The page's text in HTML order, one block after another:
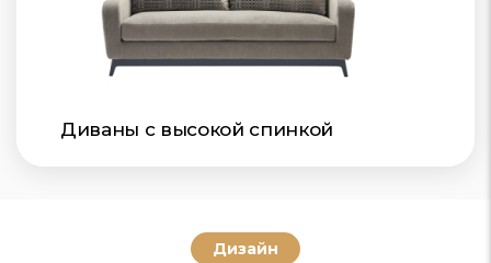
Диваны с высокой спинкой
Дизайн